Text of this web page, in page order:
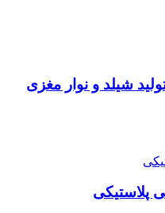
شیلد و نوار مغزی
پلاستیکی